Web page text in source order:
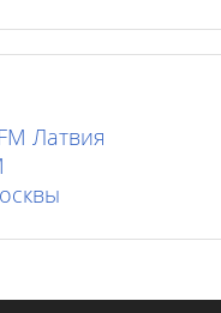
Латвия